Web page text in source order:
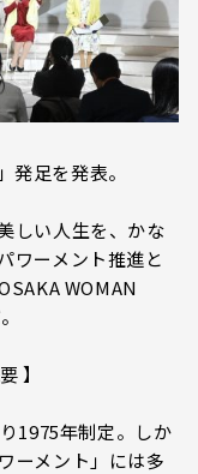
足を発表。
しい人生を、かな
ワーメント推進と
WOMAN
】
1975年制定。しか
ーメント」には多